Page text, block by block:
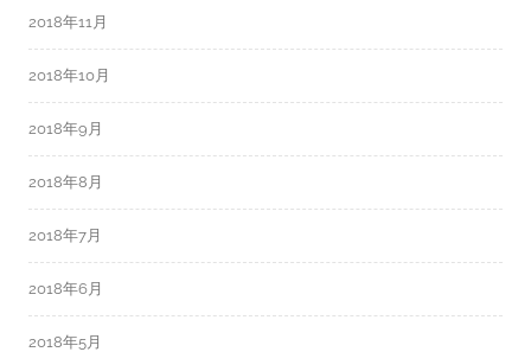
2018年11月
2018年10月
2018年9月
2018年8月
2018年7月
2018年6月
2018年5月